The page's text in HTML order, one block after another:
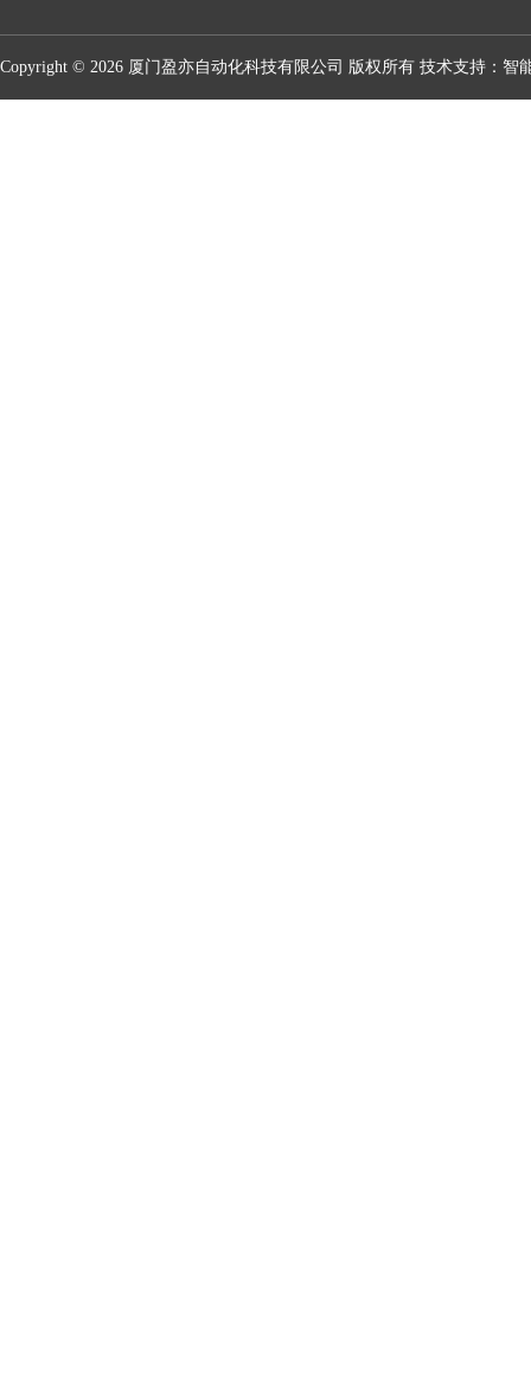
Copyright © 2026 厦门盈亦自动化科技有限公司 版权所有 技术支持： 智